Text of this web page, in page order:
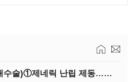
[IB토마토](약가 대수술)①제네릭 난립 제동…중소 제약사 수익성 비상